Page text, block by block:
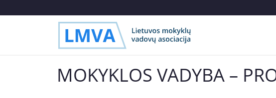
MOKYKLOS VADYBA –